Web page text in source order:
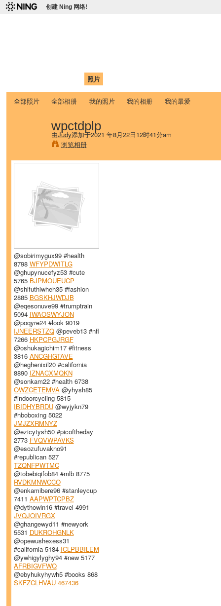
创建 Ning 网络!
照片
全部照片 全部相册 我的照片 我的相册 我的最爱
wpctdplp
由Judy添加于2021 年8月22日12时41分am
浏览相册
@sobirimygux99 #health
8798 WFYPDWITLG
@ghupynucefyz53 #cute
5765 BJPMOUEUCP
@shifuthiwheh35 #fashion
2885 BGSKHJWDJB
@eqesonuve99 #trumptrain
5094 IWAOSWYJON
@poqyre24 #look 9019
IJNEERSTZQ@peveb13 #nfl
7266 HKPCPGJRGF
@oshukagichim17 #fitness
3816 ANCGHGTAVE
@heghenixil20 #california
8890 IZNACXMQKN
@sonkam22 #health 6738
OWZCETEMVA@yhysh85
#indoorcycling 5815
IBIDHYBRDU@wyjykn79
#hboboxing 5022
JMJZXRMNYZ
@ezicytysh50 #picoftheday
2773 FVQVWPAVKS
@esozufuvakno91
#republican 527
TZQNFPWTMC
@tobebiqifob84 #mlb 8775
RVDKMNWCCO
@enkamibere96 #stanleycup
7411 AAPWPTCPBZ
@dythowin16 #travel 4991
JVQJOIVRGX
@ghangewyd11 #newyork
5531 DUKROHGNLK
@opewushexess31
#california 5184 ICLPBBILEM
@ywhigylyghy94 #new 5177
AFRBIGVFWQ
@ebyhukyhywh5 #books 868
SKFZCLHVAU 467436